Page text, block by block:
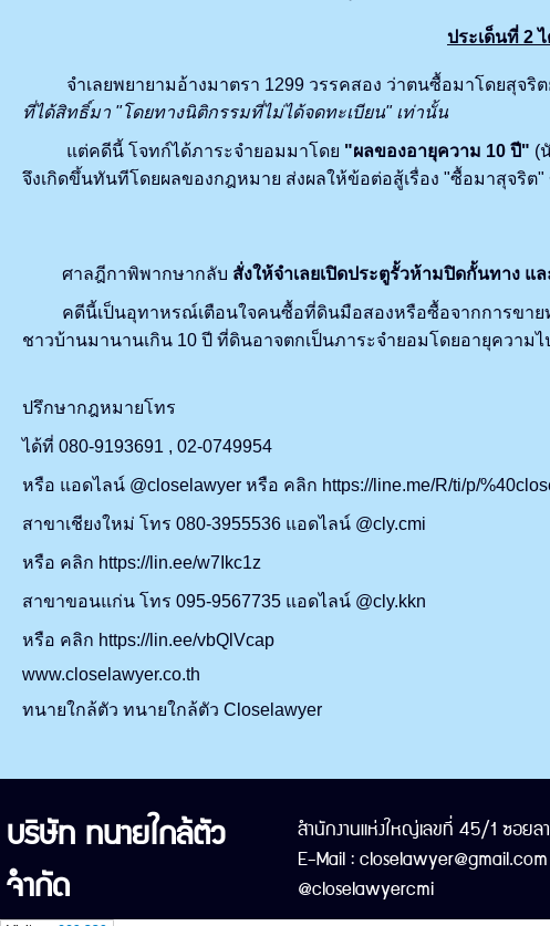
ประเด็นที่ 2
จำเลยพยายามอ้างมาตรา 1299 วรรคสอง ว่าตนซื้อมาโดยสุจริ
ที่ได้สิทธิ์มา "โดยทางนิติกรรมที่ไม่ได้จดทะเบียน" เท่านั้น
แต่คดีนี้ โจทก์ได้ภาระจำยอมมาโดย "ผลของอายุความ 10 ปี" (
จึงเกิดขึ้นทันทีโดยผลของกฎหมาย ส่งผลให้ข้อต่อสู้เรื่อง "ซื้อมาสุจริ
ศาลฎีกาพิพากษากลับ สั่งให้จำเลยเปิดประตูรั้วห้ามปิดกั้นทาง
คดีนี้เป็นอุทาหรณ์เตือนใจคนซื้อที่ดินมือสองหรือซื้อจากการขายทอ
ชาวบ้านมานานเกิน 10 ปี ที่ดินอาจตกเป็นภาระจำยอมโดยอายุควา
ปรึกษากฎหมายโทร
ได้ที่ 080-9193691 , 02-0749954
หรือ แอดไลน์ @closelawyer หรือ คลิก https://line.me/R/ti/p/
สาขาเชียงใหม่ โทร 080-3955536 แอดไลน์ @cly.cmi
หรือ คลิก https://lin.ee/w7Ikc1z
สาขาขอนแก่น โทร 095-9567735 แอดไลน์ @cly.kkn
หรือ คลิก https://lin.ee/vbQlVcap
www.closelawyer.co.th
ทนายใกล้ตัว ทนายใกล้ตัว Closelawyer
บริษัท ทนายใกล้ตัว
จำกัด
สำนักงานแห่งใหญ่เลขที่ 45/1 ซอย
E-Mail :
@closelawyercmi